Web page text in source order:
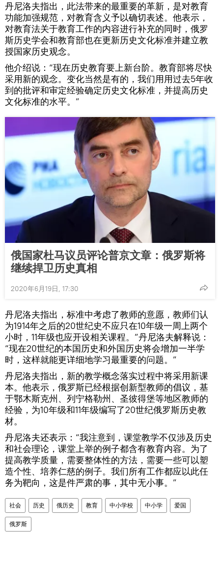
丹尼洛夫指出，此法带来的最重要的革新，是对教育
功能加强规范，对教育含义予以确切表述。他表示，
对教育法关于教育工作的内容进行补充的同时，俄罗
斯历史学会和教育部也在更新历史文化标准并建立教
授国家历史观念。
他介绍说：“现在历史教育要上新台阶。教育部将尽快
采用新的观念。变化当然是有的，我们用用过去5年收
到的批评和审定经验确定历史文化标准，并提高历史
文化标准的水平。”
俄国家杜马议员评论普京文章：俄罗斯将
继续捍卫历史真相
2020年6月19日, 17:30
丹尼洛夫指出，标准中考虑了教师的意愿，教师们认
为1914年之后的20世纪史不应只在10年级一周上两个
小时，11年级也应开设相关课程。”丹尼洛夫解释说：
“现在20世纪的本国历史和外国历史将会增加一半学
时，这样就能更详细地学习最重要的问题。”
丹尼洛夫指出，新的教学概念落实过程中将采用新课
本。他表示，俄罗斯已经根据创新型教师的倡议，基
于鄂木斯克州、列宁格勒州、圣彼得堡等地区教师的
经验，为10年级和11年级编写了20世纪俄罗斯历史教
材。
丹尼洛夫还表示：“我注意到，课堂教学不仅涉及历史
和社会理论，课堂上举的例子都含有教育内容。为了
提高教学质量，需要整体性的方法，需要一些可以塑
造个性、培养仁慈的例子。我们所有工作都应以此任
务为靶向，这是件严肃的事，其中无小事。”
社会 历史 俄历史 教育 中小学校 中小学 爱国
俄罗斯